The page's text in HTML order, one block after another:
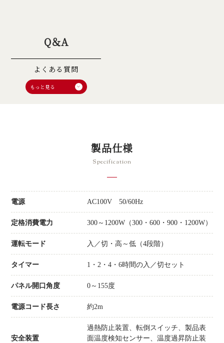
Q＆A
よくある質問
製品仕様
Specification
電源 AC100V 50/60Hz
定格消費電力 300～1200W（300・600・900・1200W）
運転モード 入／切・高～低（4段階）
タイマー 1・2・4・6時間の入／切セット
パネル開口角度 0～155度
電源コード長さ 約2m
安全装置
過熱防止装置、転倒スイッチ、製品表
面温度検知センサー、温度過昇防止装